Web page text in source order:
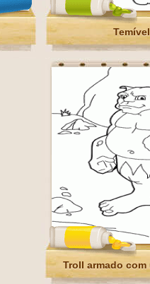
Troll armado